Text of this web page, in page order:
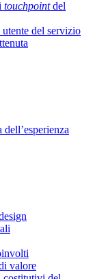
touchpointdel
del servizio
valore